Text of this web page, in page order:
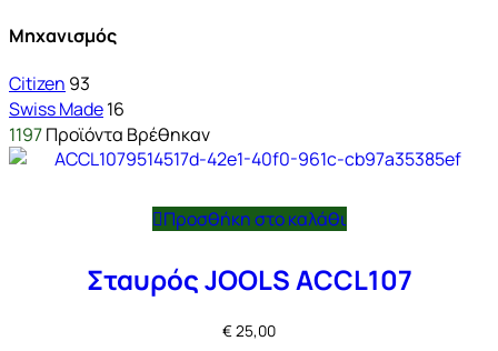
Μηχανισμός
Citizen 93
Swiss Made16
1197Προϊόντα Βρέθηκαν
Προσθήκη στο καλάθι
Σταυρός JOOLS ACCL107
€25,00